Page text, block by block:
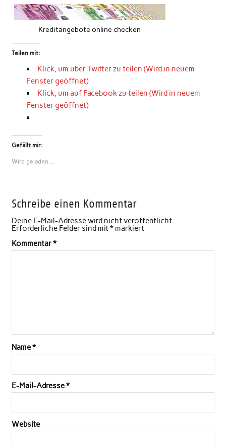
Kreditangebote online checken
Teilen mit:
Klick, um über Twitter zu teilen (Wird in neuem
Fenster geöffnet)
Klick, um auf Facebook zu teilen (Wird in neuem
Fenster geöffnet)
Gefällt mir:
Wird geladen …
Schreibe einen Kommentar
Deine E-Mail-Adresse wird nicht veröffentlicht.
Erforderliche Felder sind mit*markiert
Kommentar*
Name*
E-Mail-Adresse*
Website